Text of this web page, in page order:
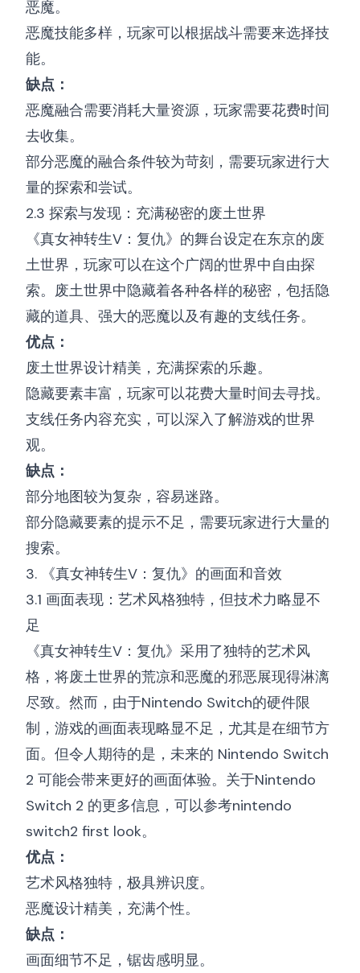
恶魔。
恶魔技能多样，玩家可以根据战斗需要来选择技
能。
缺点：
恶魔融合需要消耗大量资源，玩家需要花费时间
去收集。
部分恶魔的融合条件较为苛刻，需要玩家进行大
量的探索和尝试。
2.3 探索与发现：充满秘密的废土世界
《真女神转生V：复仇》的舞台设定在东京的废
土世界，玩家可以在这个广阔的世界中自由探
索。废土世界中隐藏着各种各样的秘密，包括隐
藏的道具、强大的恶魔以及有趣的支线任务。
优点：
废土世界设计精美，充满探索的乐趣。
隐藏要素丰富，玩家可以花费大量时间去寻找。
支线任务内容充实，可以深入了解游戏的世界
观。
缺点：
部分地图较为复杂，容易迷路。
部分隐藏要素的提示不足，需要玩家进行大量的
搜索。
3. 《真女神转生V：复仇》的画面和音效
3.1 画面表现：艺术风格独特，但技术力略显不
足
《真女神转生V：复仇》采用了独特的艺术风
格，将废土世界的荒凉和恶魔的邪恶展现得淋漓
尽致。然而，由于Nintendo Switch的硬件限
制，游戏的画面表现略显不足，尤其是在细节方
面。但令人期待的是，未来的 Nintendo Switch
2 可能会带来更好的画面体验。关于Nintendo
Switch 2 的更多信息，可以参考nintendo
switch2 first look。
优点：
艺术风格独特，极具辨识度。
恶魔设计精美，充满个性。
缺点：
画面细节不足，锯齿感明显。